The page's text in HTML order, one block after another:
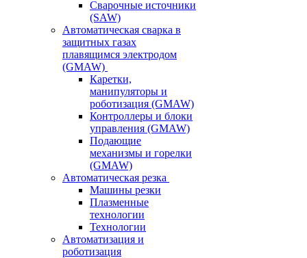
Сварочные источники
(SAW)
Автоматическая сварка в
защитных газах
плавящимся электродом
(GMAW)
Каретки,
манипуляторы и
роботизация (GMAW)
Контроллеры и блоки
управления (GMAW)
Подающие
механизмы и горелки
(GMAW)
Автоматическая резка
Машины резки
Плазменные
технологии
Технологии
Автоматизация и
роботизация